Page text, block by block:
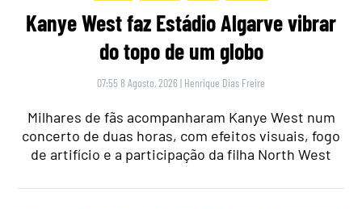
Kanye West faz Estádio Algarve vibrar
do topo de um globo
07:55 8 Agosto, 2026 | Henrique Dias Freire
Milhares de fãs acompanharam Kanye West num
concerto de duas horas, com efeitos visuais, fogo
de artifício e a participação da filha North West